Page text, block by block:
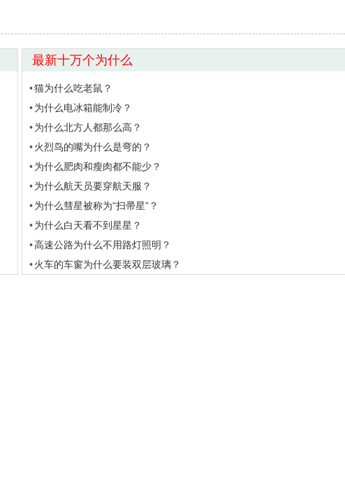
最新十万个为什么
猫为什么吃老鼠？
为什么电冰箱能制冷？
为什么北方人都那么高？
火烈鸟的嘴为什么是弯的？
为什么肥肉和瘦肉都不能少？
为什么航天员要穿航天服？
为什么彗星被称为“扫帚星”？
为什么白天看不到星星？
高速公路为什么不用路灯照明？
火车的车窗为什么要装双层玻璃？